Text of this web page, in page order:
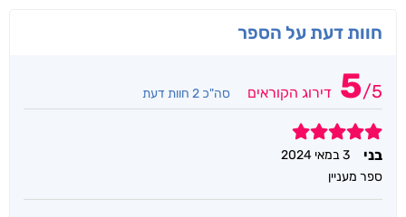
חוות דעת על הספר
5/5 דירוג הקוראים סה"כ 2 חוות דעת
5
בני
3 במאי 2024
ספר מעניין